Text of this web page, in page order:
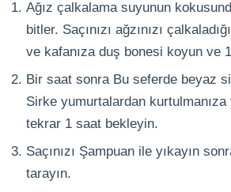
Ağız çalkalama suyunun
bitler. Saçınızı ağzınızı
ve kafanıza duş bonesi koyun ve
Bir saat sonra Bu seferde beyaz
Sirke yumurtalardan kurtulmanıza
tekrar 1 saat bekleyin.
Saçınızı Şampuan ile yıkayın
tarayın.